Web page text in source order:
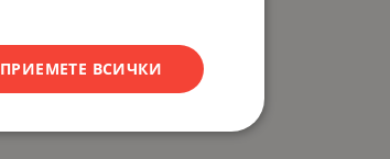
ПРИЕМЕТЕ ВСИЧКИ